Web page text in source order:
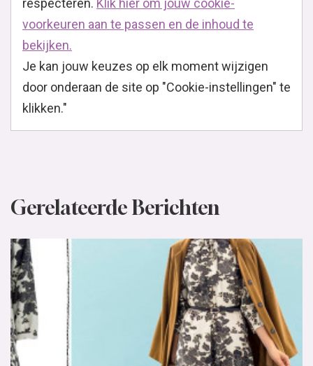
voorkeuren aan te passen en de inhoud te
bekijken.
Je kan jouw keuzes op elk moment wijzigen
door onderaan de site op "Cookie-instellingen" te
klikken."
Gerelateerde Berichten